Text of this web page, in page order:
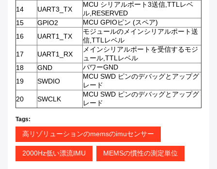
14
UART3_TX
MCU シリアルポート3送信,TTLレベ
ル,RESERVED
15
GPIO2
MCU GPIOピン (スペア)
16
UART1_TX
モジュールのメインシリアルポート送
信,TTLレベル
17
UART1_RX
メインシリアルポートを受信するモジ
ュール,TTLレベル
18
GND
パワーGND
19
SWDIO
MCU SWD ピンのデバッグとアップグ
レード
20
SWCLK
MCU SWD ピンのデバッグとアップグ
レード
Tags:
高リゾリューションのmemsのimuセンサー
2000Hz低い漂流IMU MEMSの慣性の測定単位